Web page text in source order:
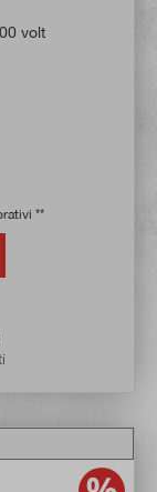
su 5 stelle
volt
**